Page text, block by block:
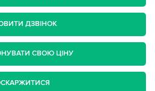
ДЗВІНОК
СВОЮ ЦІНУ